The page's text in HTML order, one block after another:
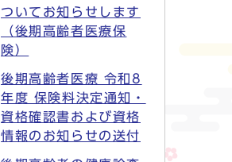
ついてお知らせします
（後期高齢者医療保
険）
後期高齢者医療 令和8
年度 保険料決定通知・
資格確認書および資格
情報のお知らせの送付